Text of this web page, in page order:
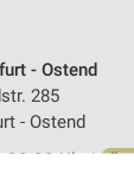
- Ostend
285
- Ostend
20:00 Uhr |